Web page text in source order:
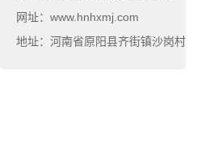
网址：www.hnhxmj.com
地址：河南省原阳县齐街镇沙岗村